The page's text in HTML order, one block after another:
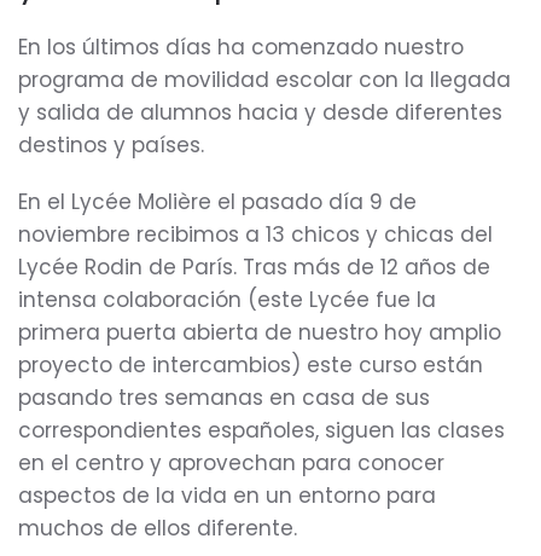
En los últimos días ha comenzado nuestro
programa de movilidad escolar con la llegada
y salida de alumnos hacia y desde diferentes
destinos y países.
En el Lycée Molière el pasado día 9 de
noviembre recibimos a 13 chicos y chicas del
Lycée Rodin de París. Tras más de 12 años de
intensa colaboración (este Lycée fue la
primera puerta abierta de nuestro hoy amplio
proyecto de intercambios) este curso están
pasando tres semanas en casa de sus
correspondientes españoles, siguen las clases
en el centro y aprovechan para conocer
aspectos de la vida en un entorno para
muchos de ellos diferente.